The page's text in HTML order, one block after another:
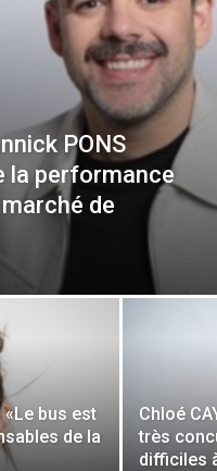
PONS
la performance
de
«Le bus est
de la
Chloé
très
difficiles